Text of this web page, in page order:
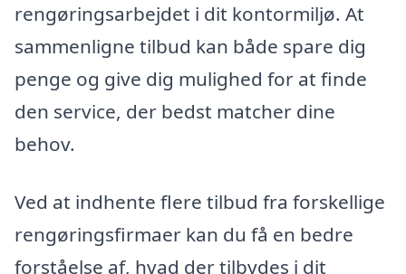
rengøringsarbejdet i dit kontormiljø. At
sammenligne tilbud kan både spare dig
penge og give dig mulighed for at finde
den service, der bedst matcher dine
behov.
Ved at indhente flere tilbud fra forskellige
rengøringsfirmaer kan du få en bedre
forståelse af, hvad der tilbydes i dit